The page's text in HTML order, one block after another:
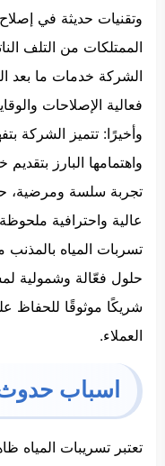
وتقنيات حديثة في
الممتلكات من التلف
الشركة خدمات ما بعد
فعالية الإصلاحات
وأخيرًا: تتميز الشركة
واهتمامها البارز
تجربة سلسة ومرضية،
عالية واحترافية
تسربات المياه بالمذنب
حلول فعّالة وشمولية
شريكًا موثوقًا للحفاظ
العملاء.
اسباب
تعتبر تسريبات المياه